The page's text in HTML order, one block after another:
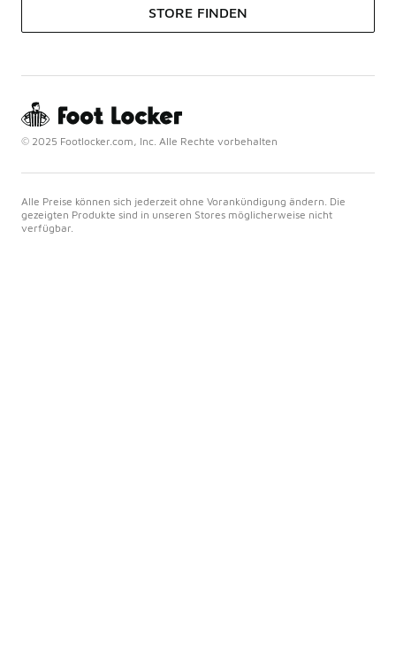
STORE FINDEN
© 2025 Footlocker.com, Inc. Alle Rechte vorbehalten
Alle Preise können sich jederzeit ohne Vorankündigung ändern. Die
gezeigten Produkte sind in unseren Stores möglicherweise nicht
verfügbar.